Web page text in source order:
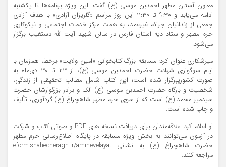
معاون آستان مطهر احمدبن موسی (ع) گفت: این ویژه برنامه‌ها تا یکشنبه
ادامه می‌یابد و ۹:۳۰ تا ۱۱:۳۰ این روز مراسم «گلریزان آزادی» با هدف آزادی
جمعی از زندانیان جرائم غیرعمد، به همت مرکز خدمات اجتماعی و نیکوکاری
حرم مطهر و ستاد دیه استان فارس در سالن شهید آیت الله دستغیب برگزار
می‌شود.
میرشکاری عنوان کرد: مسابقه بزرگ کتابخوانی «امین ولایت» برخط، همزمان با
ایام سوگواری شهادت حضرت احمدبن موسی (ع)، از ۲۳ تا ۳۰ دی‌ماه به
صورت کشوریبرگزار شده است؛ این کتاب شامل مطالب تحقیقی از زندگی،
شخصیت و بارگاه حضرت احمدبن موسی (ع) الک و برادر بزرگوارشان حضرت
سیدمیر محمد (ع) است که از سوی حرم مطهر شاهچراغ (ع) گردآوری، تألیف
و چاپ شده است.
او اعلام کرد: علاقه‌مندان برای دریافت نسخه های PDF و صوتی کتاب و شرکت
در آزمون می‌توانند به بخش ویژه مسابقه در پایگاه اطلاع‌رسانی حرم مطهر
حضرت شاهچراغ (ع) به نشانی eform.shahecheragh.ir/aminevelayat
مراجعه کنند.